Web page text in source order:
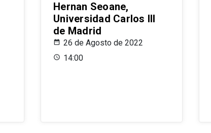
Hernan Seoane,
Universidad Carlos III
de Madrid
26 de Agosto de 2022
14:00